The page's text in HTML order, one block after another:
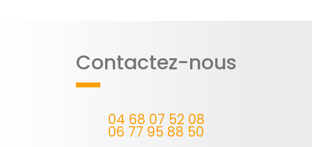
Contactez-nous
04 68 07 52 08
06 77 95 88 50